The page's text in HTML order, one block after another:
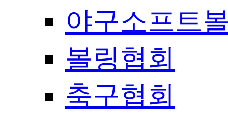
야구소프트
볼링협회
축구협회